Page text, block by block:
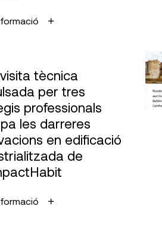
tècnica
per tres
professionals
les darreres
en edificació
de